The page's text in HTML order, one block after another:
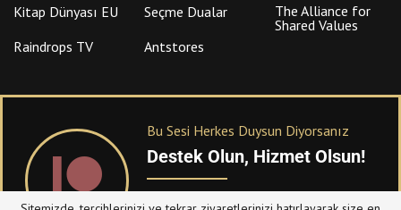
Kitap Dünyası EU
Seçme Dualar
The Alliance for
Shared Values
Raindrops TV
Antstores
Bu Sesi Herkes Duysun Diyorsanız
Destek Olun, Hizmet Olsun!
PATREONüzerinden sitemize bağışta